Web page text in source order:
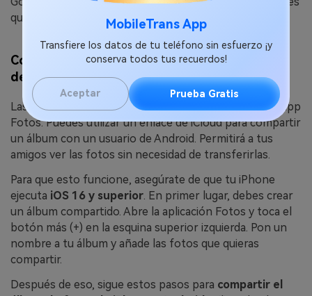
MobileTrans App
Transfiere los datos de tu teléfono sin esfuerzo ¡y
conserva todos tus recuerdos!
Aceptar Prueba Gratis
que
debes tener una cuenta de Google
Compartir Álbum de iPhone a Android a través
de iCloud Link
Las fotos y los videos del iPhone se almacenan en la app
Fotos. Puedes utilizar un enlace de iCloud para compartir
un álbum con un usuario de Android. Permitirá a tus
amigos ver las fotos sin necesidad de transferirlas.
Para que esto funcione, asegúrate de que tu iPhone
ejecuta iOS 16 y superior. En primer lugar, debes crear
un álbum compartido. Abre la aplicación Fotos y toca el
botón más (+) en la esquina superior izquierda. Pon un
nombre a tu álbum y añade las fotos que quieras
compartir.
Después de eso, sigue estos pasos para compartir el